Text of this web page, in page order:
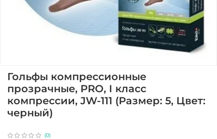
(0)
Гольфы компрессионные
прозрачные, PRO, I класс
компрессии, JW-111 (Размер: 5, Цвет:
черный)